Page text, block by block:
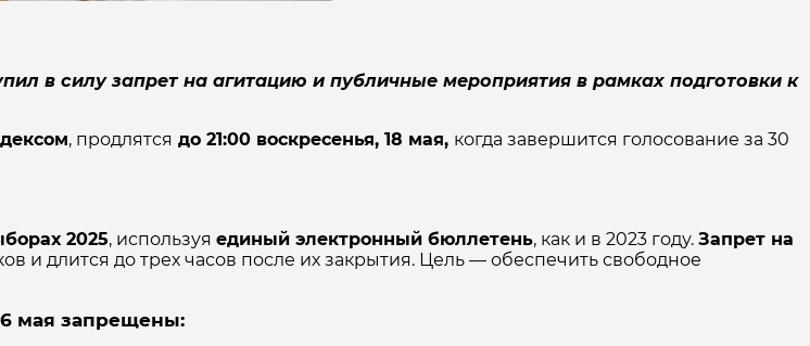
в силу запрет на агитацию и публичные мероприятия в рамках подготовки к
, продлятся до 21:00 воскресенья, 18 мая, когда завершится голосование за 30
2025, используя единый электронный бюллетень, как и в 2023 году. Запрет на
и длится до трех часов после их закрытия. Цель — обеспечить свободное
мая запрещены: